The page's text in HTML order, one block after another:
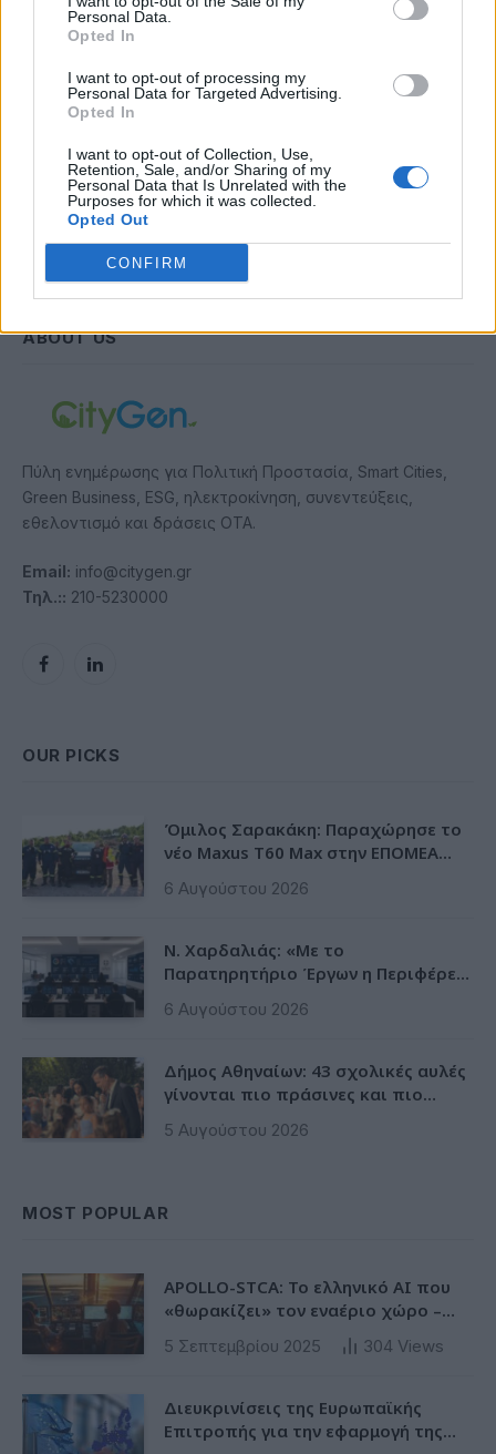
Personal Data.
Opted In
I want to opt-out of processing my
Personal Data for Targeted Advertising.
Opted In
I want to opt-out of Collection, Use,
Retention, Sale, and/or Sharing of my
Personal Data that Is Unrelated with the
Purposes for which it was collected.
Opted Out
CONFIRM
Συμφωνώ με την Πολιτική Δεδομένων
ABOUT US
Πύλη ενημέρωσης για Πολιτική Προστασία, Smart Cities,
Green Business, ESG, ηλεκτροκίνηση, συνεντεύξεις,
εθελοντισμό και δράσεις ΟΤΑ.
Email: info@citygen.gr
Τηλ.:: 210-5230000
FacebookLinkedIn
OUR PICKS
Όμιλος Σαρακάκη: Παραχώρησε το
νέο Maxus T60 Max στην ΕΠΟΜΕΑ
6 Αυγούστου 2026
Ν. Χαρδαλιάς: «Με το
Παρατηρητήριο Έργων η Περιφέρεια
ψηφιακό εργαλείο λογοδοσίας»
6 Αυγούστου 2026
Δήμος Αθηναίων: 43 σχολικές αυλές
γίνονται πιο πράσινες και πιο
5 Αυγούστου 2026
MOST POPULAR
APOLLO-STCA: Το ελληνικό AI που
«θωρακίζει» τον εναέριο χώρο –
Φως στην έλλειψη ασφάλειας στα
αεροδρόμια
5 Σεπτεμβρίου 2025 304 Views
Διευκρινίσεις της Ευρωπαϊκής
Επιτροπής για την εφαρμογή της